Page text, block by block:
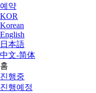
예약
KOR
Korean
English
日本語
中文-简体
홈
진행중
진행예정